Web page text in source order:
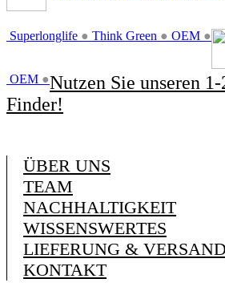
Superlonglife ● Think Green ● OEM ●
OEM ●Nutzen Sie unseren
Finder!
ÜBER UNS
TEAM
NACHHALTIGKEIT
WISSENSWERTES
LIEFERUNG & VERSAND
KONTAKT